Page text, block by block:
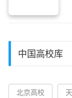
中国高校库
北京高校